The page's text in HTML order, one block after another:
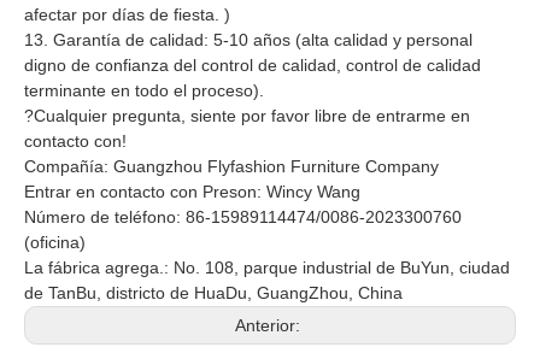
afectar por días de fiesta. )
13. Garantía de calidad: 5-10 años (alta calidad y personal
digno de confianza del control de calidad, control de calidad
terminante en todo el proceso).
?Cualquier pregunta, siente por favor libre de entrarme en
contacto con!
Compañía: Guangzhou Flyfashion Furniture Company
Entrar en contacto con Preson: Wincy Wang
Número de teléfono: 86-15989114474/0086-2023300760
(oficina)
La fábrica agrega.: No. 108, parque industrial de BuYun, ciudad
de TanBu, districto de HuaDu, GuangZhou, China
Anterior: